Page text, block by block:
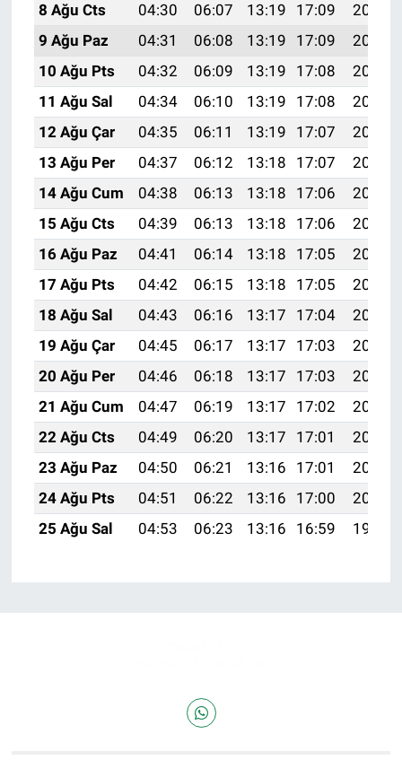
8 Ağu Cts
04:30 06:07 13:19 17:09
20:22
9 Ağu Paz
04:31 06:08 13:19 17:09
20:20
10 Ağu Pts
04:32 06:09 13:19 17:08
20:19
11 Ağu Sal
04:34 06:10 13:19 17:08
20:18
12 Ağu Çar
04:35 06:11 13:19 17:07
20:17
13 Ağu Per
04:37 06:12 13:18 17:07
20:15
14 Ağu Cum
04:38 06:13 13:18 17:06
20:14
15 Ağu Cts
04:39 06:13 13:18 17:06
20:13
16 Ağu Paz
04:41 06:14 13:18 17:05
20:11
17 Ağu Pts
04:42 06:15 13:18 17:05
20:10
18 Ağu Sal
04:43 06:16 13:17 17:04
20:09
19 Ağu Çar
04:45 06:17 13:17 17:03
20:07
20 Ağu Per
04:46 06:18 13:17 17:03
20:06
21 Ağu Cum
04:47 06:19 13:17 17:02
20:04
22 Ağu Cts
04:49 06:20 13:17 17:01
20:03
23 Ağu Paz
04:50 06:21 13:16 17:01
20:02
24 Ağu Pts
04:51 06:22 13:16 17:00
20:00
25 Ağu Sal
04:53 06:23 13:16 16:59 19:59